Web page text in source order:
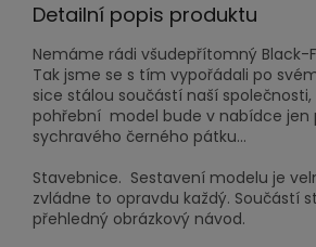
Detailní popis produktu
Nemáme rádi všudepřítomný Black-
Tak jsme se s tím vypořádali po
sice stálou součástí naší
pohřební model bude v nabídce jen
sychravého černého pátku...
Stavebnice. Sestavení modelu je
zvládne to opravdu každý. Součástí
přehledný obrázkový návod.